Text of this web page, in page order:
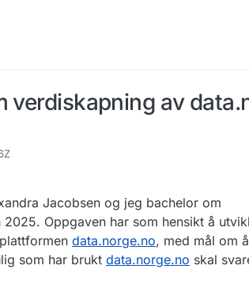
verdiskapning av
Jacobsen og jeg bachelor om
Oppgaven har som hensikt å
data.norge.no, med mål om å
som har brukt data.norge.no skal